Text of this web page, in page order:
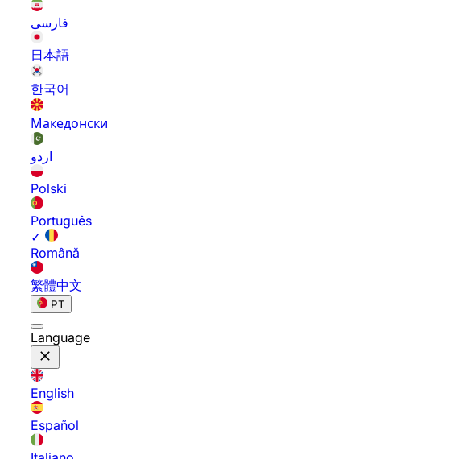
فارسی
日本語
한국어
Македонски
اردو
Polski
Português
✓
Română
繁體中文
PT
Language
English
Español